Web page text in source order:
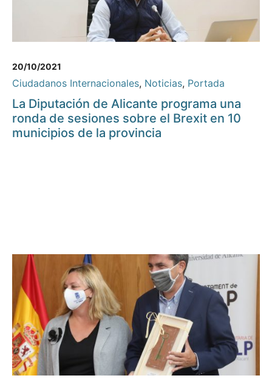
20/10/2021
Ciudadanos Internacionales, Noticias, Portada
La Diputación de Alicante programa una
ronda de sesiones sobre el Brexit en 10
municipios de la provincia